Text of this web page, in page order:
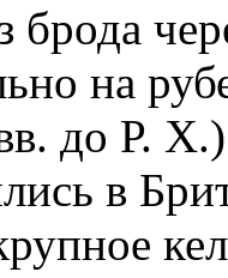
брода
на
до Р.
в